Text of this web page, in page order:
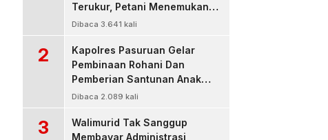
Terukur, Petani Menemukan
Penanggulangan Hama
Dibaca 3.641 kali
2
Kapolres Pasuruan Gelar
Pembinaan Rohani Dan
Pemberian Santunan Anak
Yatim untuk Tingkatkan
Dibaca 2.089 kali
3
Walimurid Tak Sanggup
Membayar Administrasi